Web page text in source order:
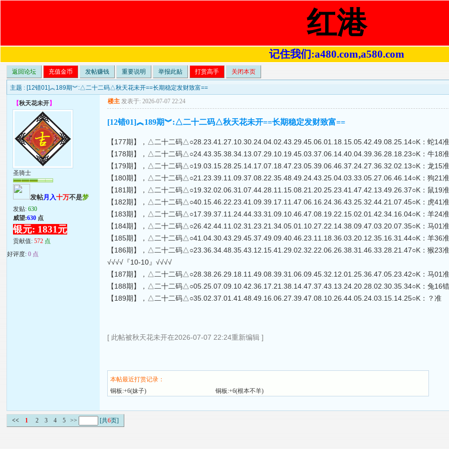
红港
记住我们:a480.com,a580.com
返回论坛 充值金币 发帖赚钱 重要说明 举报此贴 打赏高手 关闭本页
主题 : [12错01]︽189期︾:△二十二码△秋天花未开==长期稳定发财致富==
【秋天花未开】
圣骑士
发帖月入十万不是梦
发贴:630
威望:630 点
银元: 1831元
贡献值:572 点
好评度:0 点
楼主 发表于: 2026-07-07 22:24
[12错01]︽189期︾:△二十二码△秋天花未开==长期稳定发财致富==
【177期】，△二十二码△○28.23.41.27.10.30.24.04.02.43.29.45.06.01.18.15.05.42.49.08.25.14○K：蛇14准
【178期】，△二十二码△○24.43.35.38.34.13.07.29.10.19.45.03.37.06.14.40.04.39.36.28.18.23○K：牛18准
【179期】，△二十二码△○19.03.15.28.25.14.17.07.18.47.23.05.39.06.46.37.24.27.36.32.02.13○K：龙15准
【180期】，△二十二码△○21.23.39.11.09.37.08.22.35.48.49.24.43.25.04.03.33.05.27.06.46.14○K：狗21准
【181期】，△二十二码△○19.32.02.06.31.07.44.28.11.15.08.21.20.25.23.41.47.42.13.49.26.37○K：鼠19准
【182期】，△二十二码△○40.15.46.22.23.41.09.39.17.11.47.06.16.24.36.43.25.32.44.21.07.45○K：虎41准
【183期】，△二十二码△○17.39.37.11.24.44.33.31.09.10.46.47.08.19.22.15.02.01.42.34.16.04○K：羊24准
【184期】，△二十二码△○26.42.44.11.02.31.23.21.34.05.01.10.27.22.14.38.09.47.03.20.07.35○K：马01准
【185期】，△二十二码△○41.04.30.43.29.45.37.49.09.40.46.23.11.18.36.03.20.12.35.16.31.44○K：羊36准
【186期】，△二十二码△○23.36.34.48.35.43.12.15.41.29.02.32.22.06.26.38.31.46.33.28.21.47○K：猴23准
√√√√『10-10』√√√√
【187期】，△二十二码△○28.38.26.29.18.11.49.08.39.31.06.09.45.32.12.01.25.36.47.05.23.42○K：马01准
【188期】，△二十二码△○05.25.07.09.10.42.36.17.21.38.14.47.37.43.13.24.20.28.02.30.35.34○K：兔16错
【189期】，△二十二码△○35.02.37.01.41.48.49.16.06.27.39.47.08.10.26.44.05.24.03.15.14.25○K：？准
[ 此帖被秋天花未开在2026-07-07 22:24重新编辑 ]
本帖最近打赏记录：
铜板:+6(妹子)
铜板:+6(根本不羊)
<< 1 2 3 4 5 >> [共6页]